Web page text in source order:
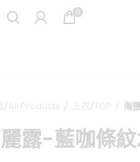
0
海
露-藍咖條